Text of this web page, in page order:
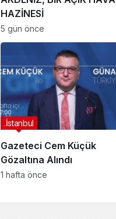
HAZİNESİ
5 gün önce
Gazeteci Cem Küçük
Gözaltına Alındı
.İstanbul
1 hafta önce